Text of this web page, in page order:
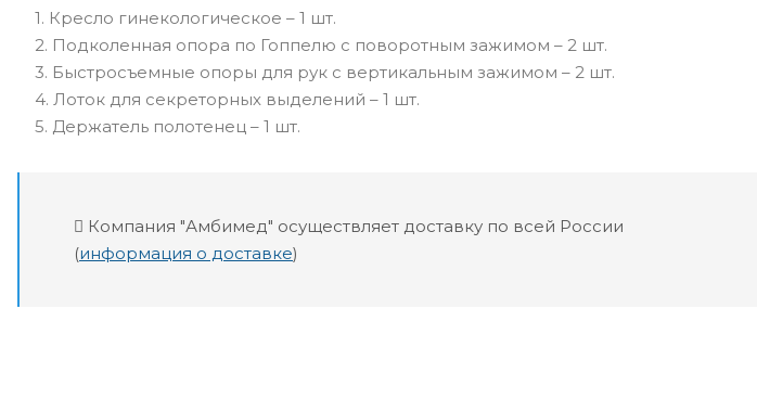
1. Кресло гинекологическое – 1 шт.
2. Подколенная опора по Гоппелю с поворотным зажимом – 2 шт.
3. Быстросъемные опоры для рук с вертикальным зажимом – 2 шт.
4. Лоток для секреторных выделений – 1 шт.
5. Держатель полотенец – 1 шт.
Компания "Амбимед" осуществляет доставку по всей России
(информация о доставке)